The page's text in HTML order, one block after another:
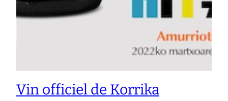
Vin officiel de Korrika